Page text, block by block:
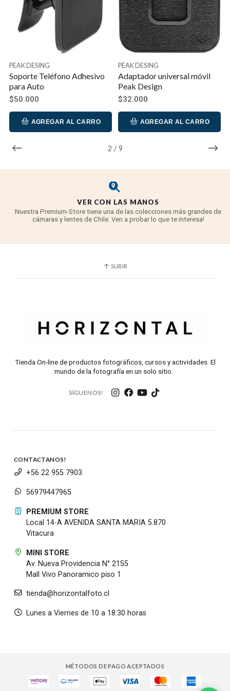
2 / 9
PEAK DESING
Soporte Teléfono Adhesivo
para Auto
$50.000
AGREGAR AL CARRO
PEAK DESING
Adaptador universal móvil
Peak Design
$32.000
AGREGAR AL CARRO
VER CON LAS MANOS
Nuestra Premium-Store tiene una de las colecciones más grandes de
cámaras y lentes de Chile. Ven a probar lo que te interesa!
SUBIR
Tienda On-line de productos fotográficos, cursos y actividades. El
mundo de la fotografía en un solo sitio.
SÍGUENOS!
CONTACTANOS!
+56 22 955 7903
56979447965
PREMIUM STORE
Local 14-A AVENIDA SANTA MARIA 5.870
Vitacura
MINI STORE
Av. Nueva Providencia N° 2155
Mall Vivo Panoramico piso 1
tienda@horizontalfoto.cl
Lunes a Viernes de 10 a 18:30 horas
MÉTODOS DE PAGO ACEPTADOS